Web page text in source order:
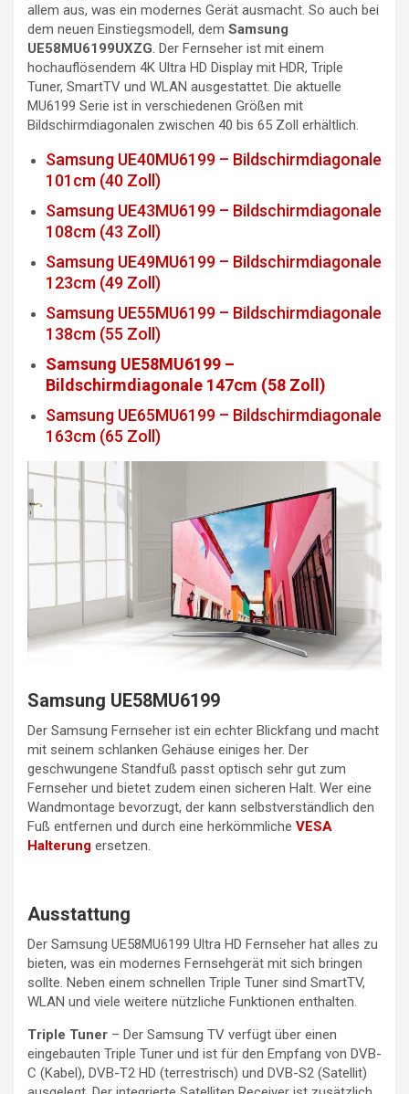
allem aus, was ein modernes Gerät ausmacht. So auch bei
dem neuen Einstiegsmodell, dem Samsung
UE58MU6199UXZG. Der Fernseher ist mit einem
hochauflösendem 4K Ultra HD Display mit HDR, Triple
Tuner, SmartTV und WLAN ausgestattet. Die aktuelle
MU6199 Serie ist in verschiedenen Größen mit
Bildschirmdiagonalen zwischen 40 bis 65 Zoll erhältlich.
Samsung UE40MU6199 – Bildschirmdiagonale
101cm (40 Zoll)
Samsung UE43MU6199 – Bildschirmdiagonale
108cm (43 Zoll)
Samsung UE49MU6199 – Bildschirmdiagonale
123cm (49 Zoll)
Samsung UE55MU6199 – Bildschirmdiagonale
138cm (55 Zoll)
Samsung UE58MU6199 –
Bildschirmdiagonale 147cm (58 Zoll)
Samsung UE65MU6199 – Bildschirmdiagonale
163cm (65 Zoll)
Samsung UE58MU6199
Der Samsung Fernseher ist ein echter Blickfang und macht
mit seinem schlanken Gehäuse einiges her. Der
geschwungene Standfuß passt optisch sehr gut zum
Fernseher und bietet zudem einen sicheren Halt. Wer eine
Wandmontage bevorzugt, der kann selbstverständlich den
Fuß entfernen und durch eine herkömmliche VESA
Halterung ersetzen.
Ausstattung
Der Samsung UE58MU6199 Ultra HD Fernseher hat alles zu
bieten, was ein modernes Fernsehgerät mit sich bringen
sollte. Neben einem schnellen Triple Tuner sind SmartTV,
WLAN und viele weitere nützliche Funktionen enthalten.
Triple Tuner – Der Samsung TV verfügt über einen
eingebauten Triple Tuner und ist für den Empfang von DVB-
C (Kabel), DVB-T2 HD (terrestrisch) und DVB-S2 (Satellit)